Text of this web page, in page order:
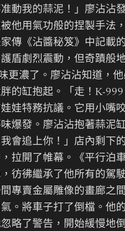
動我的蒜泥！」廖沾沾
他用氣功般的捏製手法
傳《沾醬秘笈》中記載
盾劇烈震動，但奇蹟般
更濃了。廖沾沾知道，
的缸抱起。「走！K-
娃特務抗議。它用小嘴
爆發。廖沾沾抱著蒜泥
我會追上你！」店內剩
拉開了帷幕。《平行泊
彷彿繼承了他所有的駕
專賣金屬雕像的畫廊之
。將車子打了倒檔。他
忽略了警告，開始緩慢